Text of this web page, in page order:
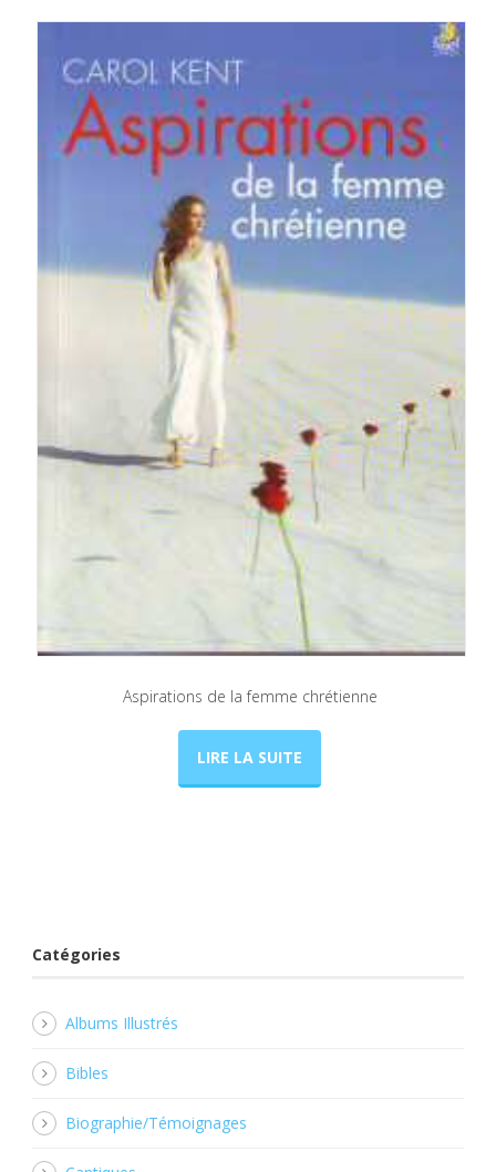
Aspirations de la femme chrétienne
LIRE LA SUITE
Catégories
Albums Illustrés
Bibles
Biographie/Témoignages